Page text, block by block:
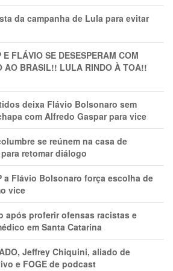
da campanha de Lula para evitar
FLÁVIO SE DESESPERAM COM
AO BRASIL!! LULA RINDO À TOA!!
deixa Flávio Bolsonaro sem
com Alfredo Gaspar para vice
se reúnem na casa de
retomar diálogo
a Flávio Bolsonaro força escolha de
vice
após proferir ofensas racistas e
em Santa Catarina
Jeffrey Chiquini, aliado de
e FOGE de podcast